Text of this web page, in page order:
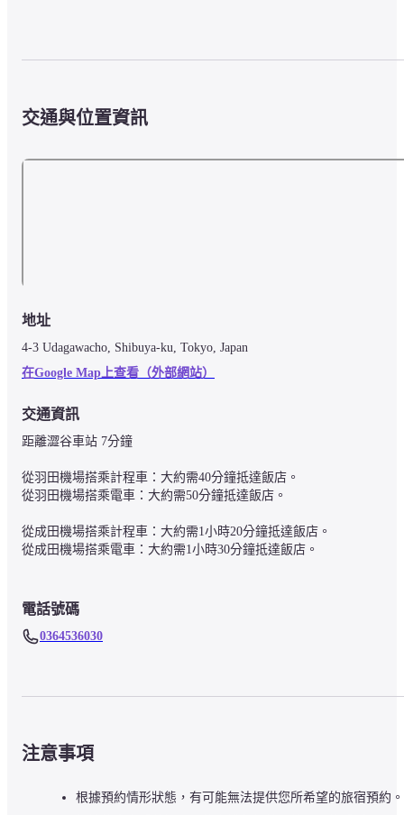
交通與位置資訊
地址
4-3 Udagawacho, Shibuya-ku, Tokyo, Japan
在Google Map上查看（外部網站）
交通資訊
距離澀谷車站 7分鐘
從羽田機場搭乘計程車：大約需40分鐘抵達飯店。
從羽田機場搭乘電車：大約需50分鐘抵達飯店。
從成田機場搭乘計程車：大約需1小時20分鐘抵達飯店。
從成田機場搭乘電車：大約需1小時30分鐘抵達飯店。
電話號碼
0364536030
注意事項
根據預約情形狀態，有可能無法提供您所希望的旅宿預約。